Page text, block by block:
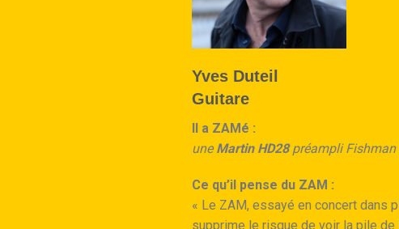
Yves Duteil
Guitare
Il a ZAMé :
uneMartin HD28préampli Fishman
Ce qu’il pense du ZAM :
« Le ZAM, essayé en concert dans
supprime le risque de voir la pile